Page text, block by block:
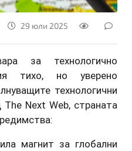
29 юли 2025
за технологично
тихо, но уверено
технологични
Next Web, страната
магнит за глобални